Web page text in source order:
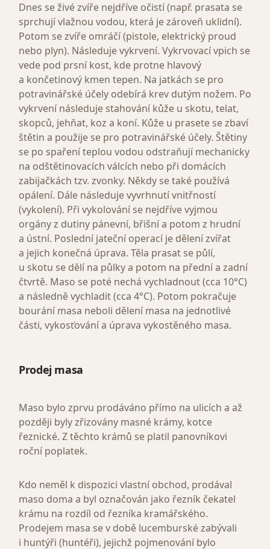
Dnes se živé zvíře nejdříve očistí (např. prasata se
sprchují vlažnou vodou, která je zároveň uklidní).
Potom se zvíře omráčí (pistole, elektrický proud
nebo plyn). Následuje vykrvení. Vykrvovací vpich se
vede pod prsní kost, kde protne hlavový
a končetinový kmen tepen. Na jatkách se pro
potravinářské účely odebírá krev dutým nožem. Po
vykrvení následuje stahování kůže u skotu, telat,
skopců, jehňat, koz a koní. Kůže u prasete se zbaví
štětin a použije se pro potravinářské účely. Štětiny
se po spaření teplou vodou odstraňují mechanicky
na odštětinovacích válcích nebo při domácích
zabijačkách tzv. zvonky. Někdy se také používá
opálení. Dále následuje vyvrhnutí vnitřností
(vykolení). Při vykolování se nejdříve vyjmou
orgány z dutiny pánevní, břišní a potom z hrudní
a ústní. Poslední jateční operací je dělení zvířat
a jejich konečná úprava. Těla prasat se půlí,
u skotu se dělí na půlky a potom na přední a zadní
čtvrtě. Maso se poté nechá vychladnout (cca 10°C)
a následně vychladit (cca 4°C). Potom pokračuje
bourání masa neboli dělení masa na jednotlivé
části, vykosťování a úprava vykostěného masa.
Prodej masa
Maso bylo zprvu prodáváno přímo na ulicích a až
později byly zřizovány masné krámy, kotce
řeznické. Z těchto krámů se platil panovníkovi
roční poplatek.
Kdo neměl k dispozici vlastní obchod, prodával
maso doma a byl označován jako řezník čekatel
krámu na rozdíl od řezníka kramářského.
Prodejem masa se v době lucemburské zabývali
i huntýři (huntéři), jejichž pojmenování bylo